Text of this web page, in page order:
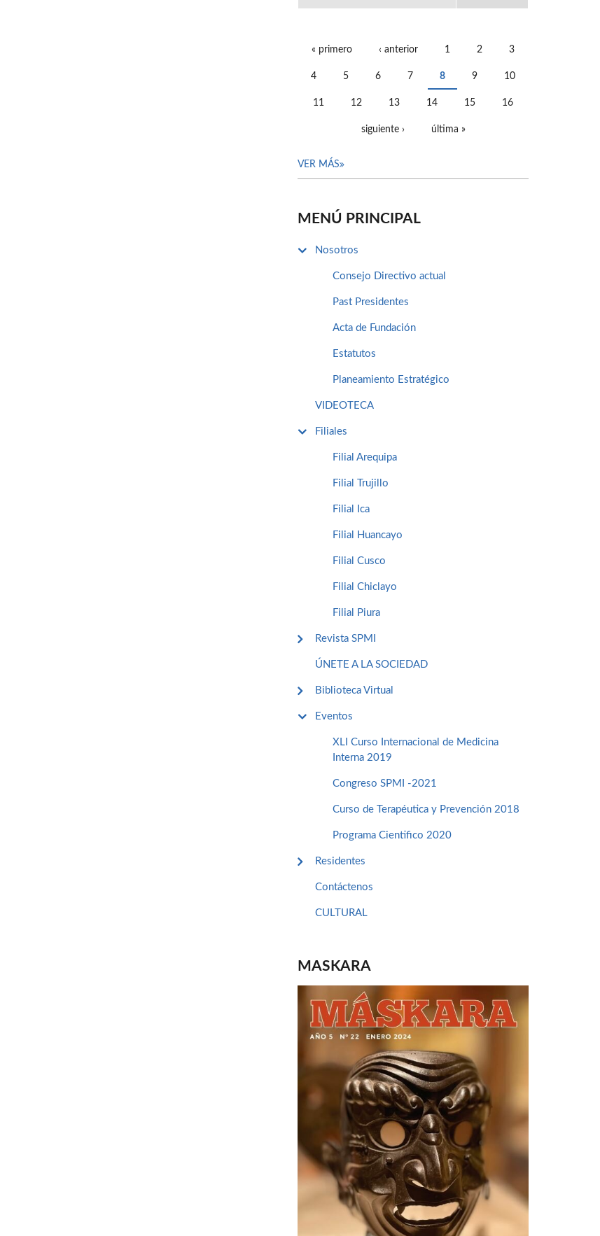
« primero ‹ anterior 1 2 3
4 5 6 7 8 9 10
11 12 13 14 15 16
siguiente › última »
VER MÁS
MENÚ PRINCIPAL
Nosotros
Consejo Directivo actual
Past Presidentes
Acta de Fundación
Estatutos
Planeamiento Estratégico
VIDEOTECA
Filiales
Filial Arequipa
Filial Trujillo
Filial Ica
Filial Huancayo
Filial Cusco
Filial Chiclayo
Filial Piura
Revista SPMI
ÚNETE A LA SOCIEDAD
Biblioteca Virtual
Eventos
XLI Curso Internacional de Medicina
Interna 2019
Congreso SPMI -2021
Curso de Terapéutica y Prevención 2018
Programa Cientifico 2020
Residentes
Contáctenos
CULTURAL
MASKARA